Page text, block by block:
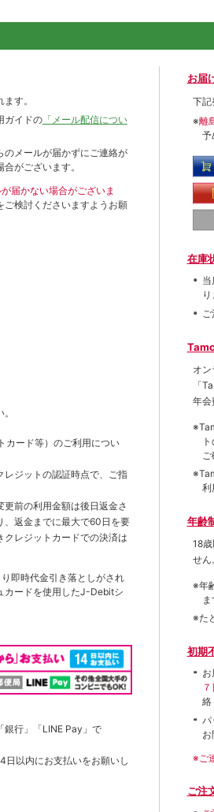
す。
ガイドの「メール配信につい
のメールが届かずにご連絡が
がございます。
届かない場合がございま
ご検討くださいますようお願
ード等） のご利用につい
ジットの認証時点で、ご指
前の利用金額は後日返金さ
、返金までに最大で60日を要
レジットカードでの決済は
即時代金引き落としがされ
カードを使用したJ-Debitシ
銀行」「LINE Pay」で
日以内にお支払いをお願いし
お届
下記
※離
予
在庫
り
オ
「
年会
ご
利
年齢
18
せん
※年
ま
※た
初期
絡
お
※ご
ご注